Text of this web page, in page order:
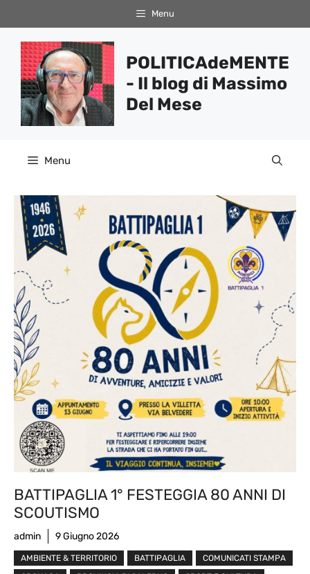
al
contenuto
Menu
POLITICAdeMENTE
- Il blog di Massimo
Del Mese
Menu
BATTIPAGLIA 1° FESTEGGIA 80 ANNI DI
SCOUTISMO
admin 9 Giugno 2026
AMBIENTE & TERRITORIO BATTIPAGLIA
COMUNICATI STAMPA